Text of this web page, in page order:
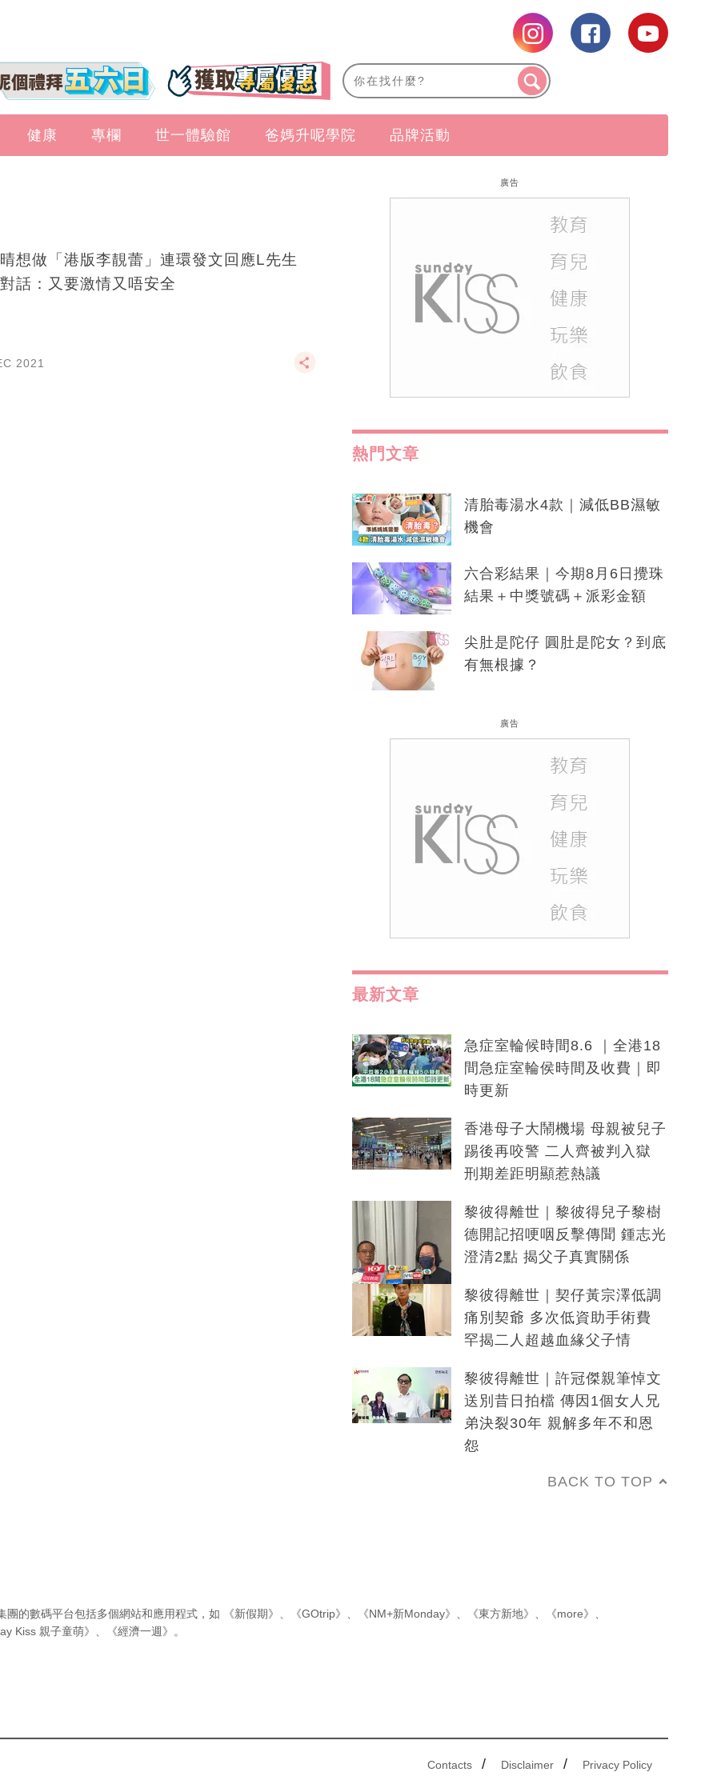
健康 專欄 世一體驗館 爸媽升呢學院 品牌活動
想做「港版李靚蕾」連環發文回應L先生
話：又要激情又唔安全
2021
廣告
熱門文章
清胎毒湯水4款｜減低BB濕敏
機會
六合彩結果｜今期8月6日攪珠
結果＋中獎號碼＋派彩金額
尖肚是陀仔 圓肚是陀女？到底
有無根據？
廣告
最新文章
急症室輪候時間8.6 ｜全港18
間急症室輪侯時間及收費｜即
時更新
香港母子大鬧機場 母親被兒子
踢後再咬警 二人齊被判入獄
刑期差距明顯惹熱議
黎彼得離世｜黎彼得兒子黎樹
德開記招哽咽反擊傳聞 鍾志光
澄清2點 揭父子真實關係
黎彼得離世｜契仔黃宗澤低調
痛別契爺 多次低資助手術費
罕揭二人超越血緣父子情
黎彼得離世｜許冠傑親筆悼文
送別昔日拍檔 傳因1個女人兄
弟決裂30年 親解多年不和恩
怨
BACK TO TOP
團的數碼平台包括多個網站和應用程式，如 《新假期》 《GOtrip》 《NM+新Monday》 《東方新地》 《more》
Kiss 親子童萌》
《經濟一週》 。
Contacts / Disclaimer / Privacy Policy